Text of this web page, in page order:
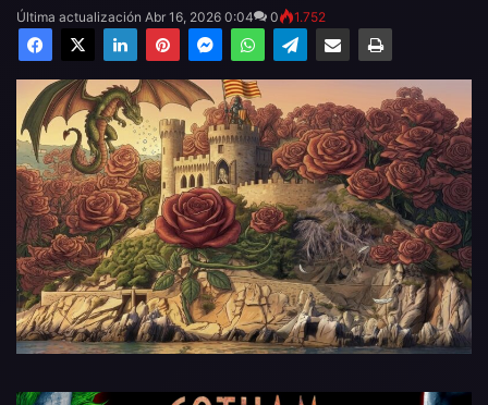
Última actualización Abr 16, 2026 0:04 0 1.752
Facebook
X LinkedInPinterestMessengerWhatsAppTelegramCompartir por email Imprimir